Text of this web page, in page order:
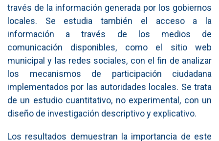
través de la información generada por los gobiernos
locales. Se estudia también el acceso a la
información a través de los medios de
comunicación disponibles, como el sitio web
municipal y las redes sociales, con el fin de analizar
los mecanismos de participación ciudadana
implementados por las autoridades locales. Se trata
de un estudio cuantitativo, no experimental, con un
diseño de investigación descriptivo y explicativo.
Los resultados demuestran la importancia de este